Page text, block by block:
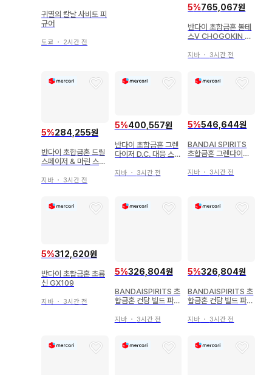
귀멸의 칼날 사비토 피
규어
도쿄 ・ 2시간 전
5%765,067원
반다이 초합금혼 볼테
스V CHOGOKIN 50
지바 ・ 3시간 전
5%284,255원
반다이 초합금혼 드릴
스페이저 & 마린 스페
D.C. 대응 GX-76X2
지바 ・ 3시간 전
5%400,557원
반다이 초합금혼 그렌
다이저 D.C. 대응 스페
지바・ 3시간 전
5%546,644원
BANDAI SPIRITS
초합금혼 그렌다이저
세트 GX76X3
지바 ・ 3시간 전
5%312,620원
반다이 초합금혼 초룡
신 GX109
지바 ・ 3시간 전
5%326,804원
BANDAISPIRITS 초
합금혼 건담 빌드 파이
건담 트라이온3 GX11
지바・ 3시간 전
5%326,804원
BANDAISPIRITS 초
합금혼 건담 빌드 파이
건담 트라이온3 GX11
지바 ・ 3시간 전